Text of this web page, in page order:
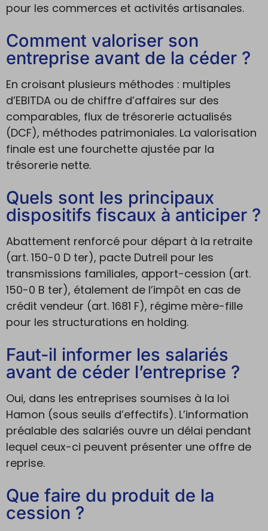
pour les commerces et activités artisanales.
Comment valoriser son
entreprise avant de la céder ?
En croisant plusieurs méthodes : multiples
d’EBITDA ou de chiffre d’affaires sur des
comparables, flux de trésorerie actualisés
(DCF), méthodes patrimoniales. La valorisation
finale est une fourchette ajustée par la
trésorerie nette.
Quels sont les principaux
dispositifs fiscaux à anticiper ?
Abattement renforcé pour départ à la retraite
(art. 150-0 D ter), pacte Dutreil pour les
transmissions familiales, apport-cession (art.
150-0 B ter), étalement de l’impôt en cas de
crédit vendeur (art. 1681 F), régime mère-fille
pour les structurations en holding.
Faut-il informer les salariés
avant de céder l’entreprise ?
Oui, dans les entreprises soumises à la loi
Hamon (sous seuils d’effectifs). L’information
préalable des salariés ouvre un délai pendant
lequel ceux-ci peuvent présenter une offre de
reprise.
Que faire du produit de la
cession ?